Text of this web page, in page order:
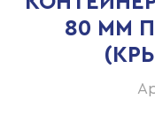
80 ММ